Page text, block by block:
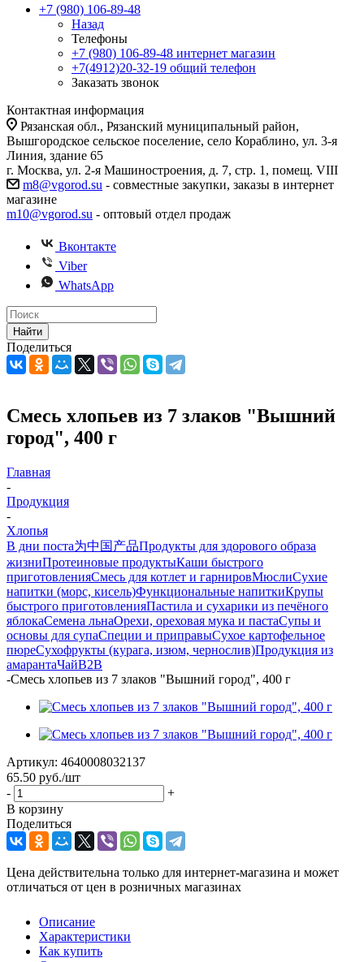
+7 (980) 106-89-48
Назад
Телефоны
+7 (980) 106-89-48 интернет магазин
+7(4912)20-32-19 общий телефон
Заказать звонок
Контактная информация
Рязанская обл., Рязанский муниципальный район,
Вышгородское сельское поселение, село Кораблино, ул. 3-я
Линия, здание 65
г. Москва, ул. 2-я Машиностроения, д. 7, стр. 1, помещ. VIII
m8@vgorod.su - совместные закупки, заказы в интернет
магазине
m10@vgorod.su - оптовый отдел продаж
Вконтакте
Viber
WhatsApp
Найти
Поделиться
Смесь хлопьев из 7 злаков "Вышний
город", 400 г
Главная
-
Продукция
-
Хлопья
В дни поста为中国产品Продукты для здорового образа
жизниПротеиновые продуктыКаши быстрого
приготовленияСмесь для котлет и гарнировМюслиСухие
напитки (морс, кисель)Функциональные напиткиКрупы
быстрого приготовленияПастила и сухарики из печёного
яблокаСемена льнаОрехи, ореховая мука и пастаСупы и
основы для супаСпеции и приправыСухое картофельное
пюреСухофрукты (курага, изюм, чернослив)Продукция из
амарантаЧайB2B
-Смесь хлопьев из 7 злаков "Вышний город", 400 г
Артикул: 4640008032137
65.50 руб./шт
-
+
В корзину
Поделиться
Цена действительна только для интернет-магазина и может
отличаться от цен в розничных магазинах
Описание
Характеристики
Как купить